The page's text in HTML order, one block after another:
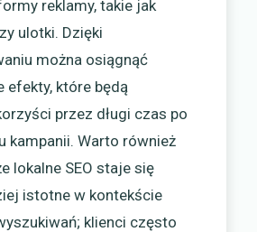
reklamy, takie jak
ulotki. Dzięki
można osiągnąć
efekty, które będą
przez długi czas po
kampanii. Warto również
lokalne SEO staje się
istotne w kontekście
klienci często